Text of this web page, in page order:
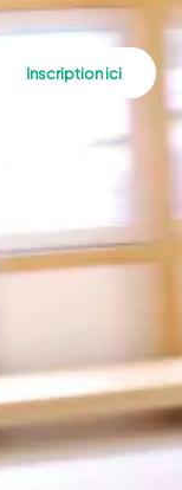
Inscription ici